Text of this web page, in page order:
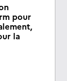
pour
la